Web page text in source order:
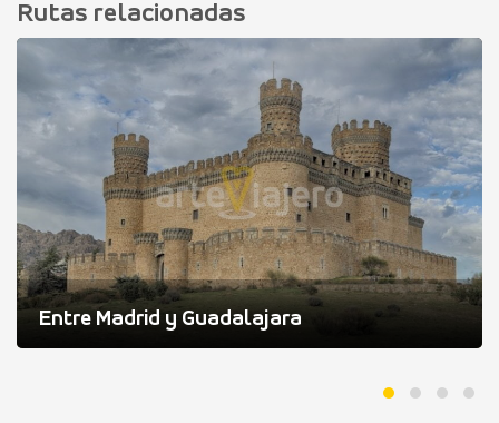
Rutas relacionadas
Entre Madrid y Guadalajara